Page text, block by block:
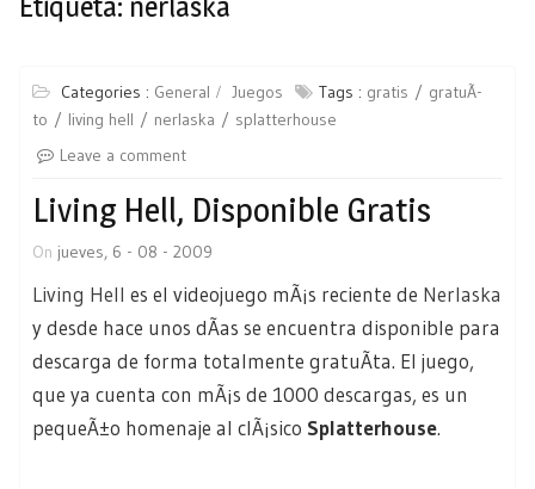
Categories : General Juegos Tags : gratis
gratuÃ­
to
living hell nerlaska
splatterhouse
Leave a comment
Living Hell, Disponible Gratis
On jueves, 6 - 08 - 2009
Living Hell es el videojuego mÃ¡s reciente de Nerlaska
y desde hace unos dÃ­as se encuentra disponible para
descarga de forma totalmente gratuÃ­ta. El juego,
que ya cuenta con mÃ¡s de 1000 descargas, es un
pequeÃ±o homenaje al clÃ¡sico Splatterhouse.